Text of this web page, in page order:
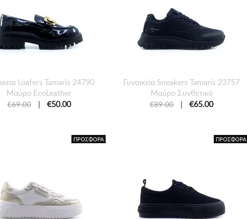
Loafers Tamaris 24790
Μαύρο EcoLeather
€69.00 | €50.00
Γυναικεία Sneakers Tamaris 23757
Μαύρο Συνθετικό
€89.00 | €65.00
ΠΡΟΣΦΟΡΑ ΠΡΟΣΦΟΡΑ